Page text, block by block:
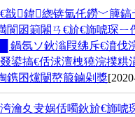
戠鍏緫锛氳仛鐒﹀簲
閬囦箣闂ㄢ€斺€斾唬琛
鍋氬ソ鈥滃叚绋斥€濆
鍙搞€佸浗澶栧獟浣撲
鎸囨爣闄嶅箙鏀剁獎
瀹夊叏娲佸噣鈥斺€斾唬